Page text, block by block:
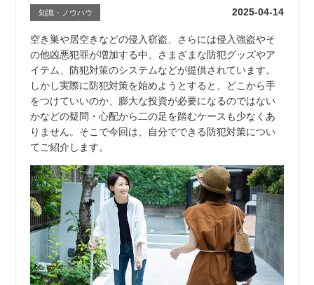
知識・ノウハウ 2025-04-14
空き巣や居空きなどの侵入窃盗、さらには侵入強盗やそ
の他凶悪犯罪が増加する中、さまざまな防犯グッズやア
イテム、防犯対策のシステムなどが提供されています。
しかし実際に防犯対策を始めようとすると、どこから手
をつけていいのか、膨大な投資が必要になるのではない
かなどの疑問・心配から二の足を踏むケースも少なくあ
りません。そこで今回は、自分でできる防犯対策につい
てご紹介します。